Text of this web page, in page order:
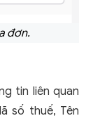
đơn.
tin liên quan
số thuế, Tên